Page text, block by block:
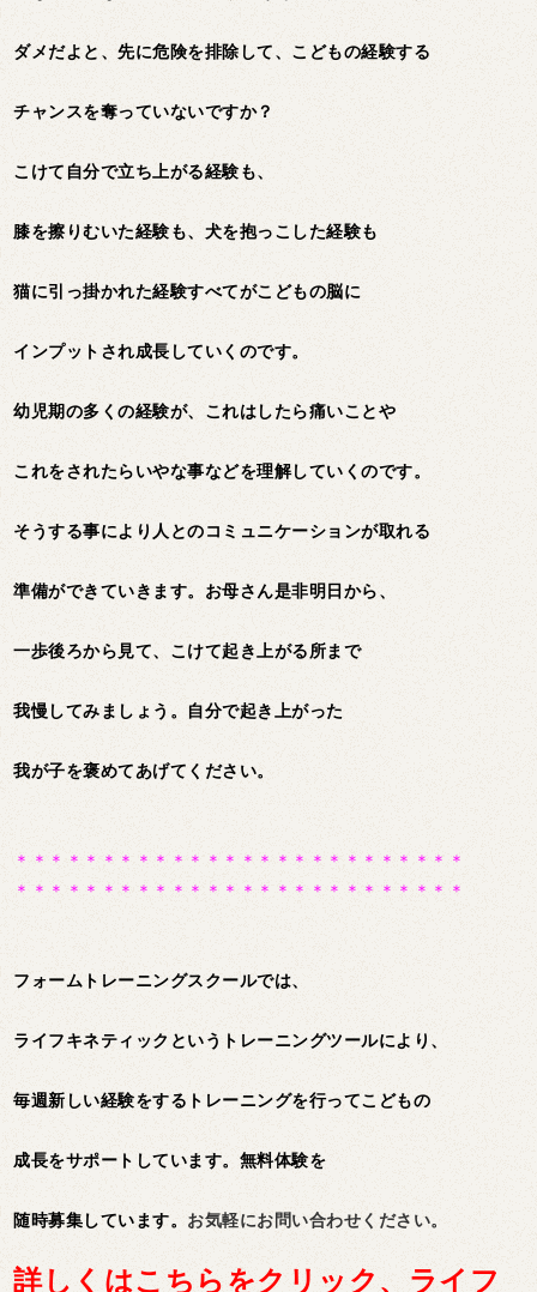
ダメだよと、先に危険を排除して、こどもの経験する
チャンスを奪っていないですか？
こけて自分で立ち上がる経験も、
膝を擦りむいた経験も、犬を抱っこした経験も
猫に引っ掛かれた経験すべてがこどもの脳に
インプットされ成長していくのです。
幼児期の多くの経験が、これはしたら痛いことや
これをされたらいやな事などを理解していくのです。
そうする事により人とのコミュニケーションが取れる
準備ができていきます。お母さん是非明日から、
一歩後ろから見て、こけて起き上がる所まで
我慢してみましょう。自分で起き上がった
我が子を褒めてあげてください。
＊＊＊＊＊＊＊＊＊＊＊＊＊＊＊＊＊＊＊＊＊＊＊＊＊＊
＊＊＊＊＊＊＊＊＊＊＊＊＊＊＊＊＊＊＊＊＊＊＊＊＊＊
フォームトレーニングスクールでは、
ライフキネティックというトレーニングツールにより、
毎週新しい経験をするトレーニングを行ってこどもの
成長をサポートしています。無料体験を
随時募集しています。 お気軽にお問い合わせください。
詳しくはこちらをクリック、ライフ